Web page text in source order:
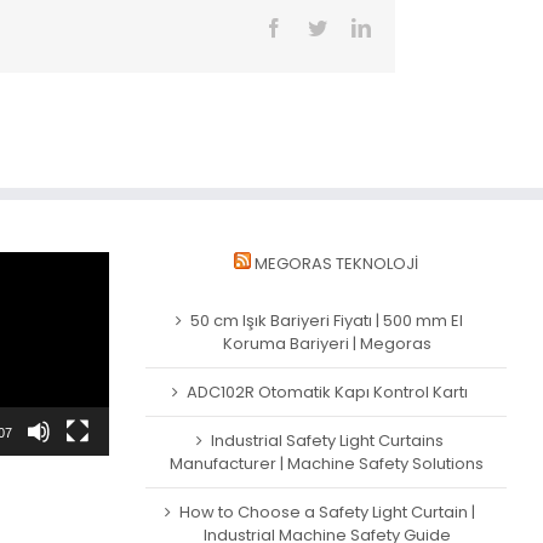
Facebook
TwitterLinkedIn
MEGORAS TEKNOLOJI
50 cm Işık Bariyeri Fiyatı | 500 mm El
Koruma Bariyeri | Megoras
ADC102R Otomatik Kapı Kontrol Kartı
Industrial Safety Light Curtains
Manufacturer | Machine Safety Solutions
How to Choose a Safety Light Curtain |
Industrial Machine Safety Guide